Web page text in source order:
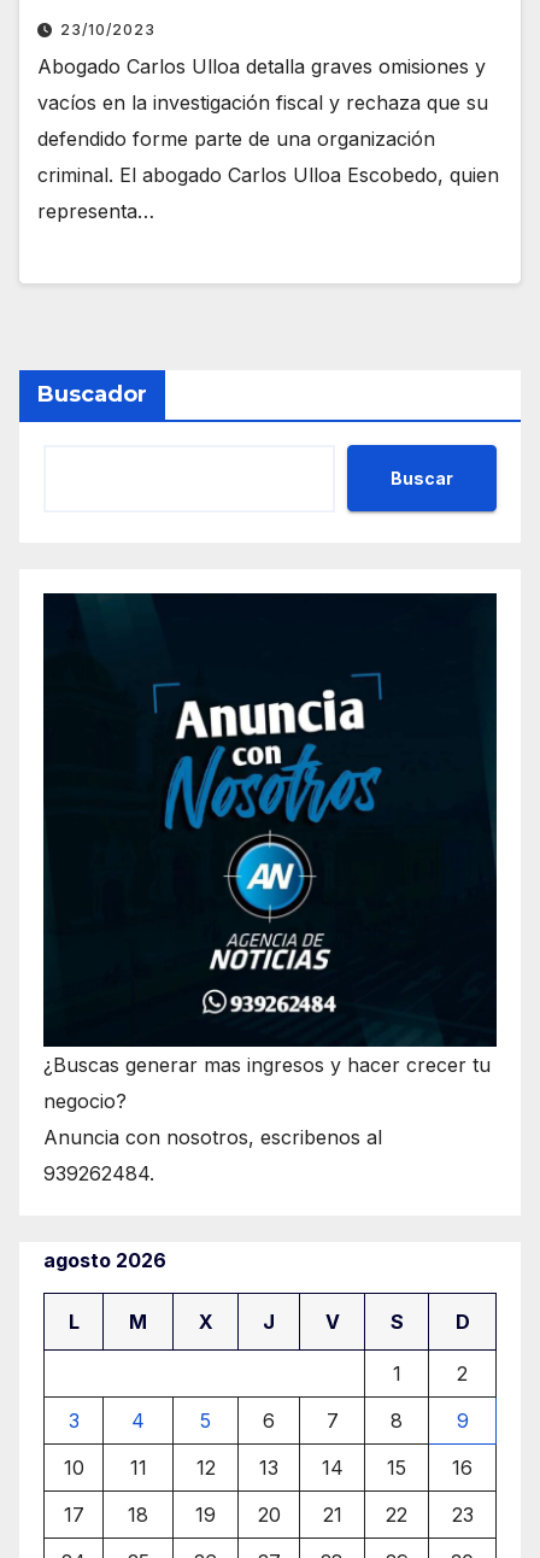
23/10/2023
Abogado Carlos Ulloa detalla graves omisiones y
vacíos en la investigación fiscal y rechaza que su
defendido forme parte de una organización
criminal. El abogado Carlos Ulloa Escobedo, quien
representa…
Buscador
Buscar
¿Buscas generar mas ingresos y hacer crecer tu
negocio?
Anuncia con nosotros, escribenos al
939262484.
agosto 2026
L M X J V S D
1
2
3
4 5 6 7 8
9
10
11 12 13 14 15
16
17
18 19 20 21 22
23